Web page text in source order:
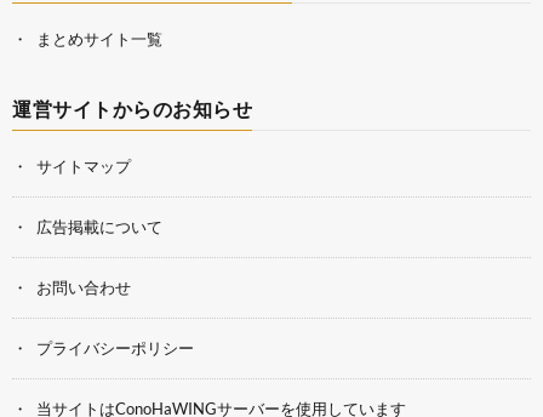
まとめサイト一覧
運営サイトからのお知らせ
サイトマップ
広告掲載について
お問い合わせ
プライバシーポリシー
当サイトはConoHaWINGサーバーを使用しています